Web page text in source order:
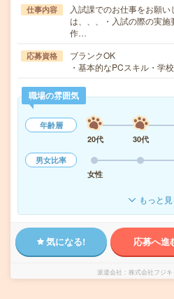
仕事内容
入試課でのお仕事をお願
は、、、・入試の際の実
作…
応募資格
ブランクOK
・基本的なPCスキル・学
職場の雰囲気
年齢層
20代
30代
男女比率
女性
もっと
気になる! 応募へ進
派遣会社 株式会社フジ